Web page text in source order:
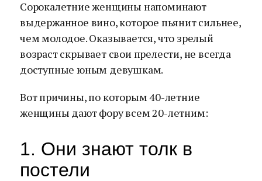
Сорокалетние женщины напоминают
выдержанное вино, которое пьянит сильнее,
чем молодое. Оказывается, что зрелый
возраст скрывает свои прелести, не всегда
доступные юным девушкам.
Вот причины, по которым 40-летние
женщины дают фору всем 20-летним:
1. Они знают толк в
постели